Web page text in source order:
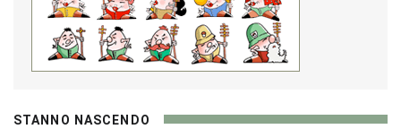
STANNO NASCENDO